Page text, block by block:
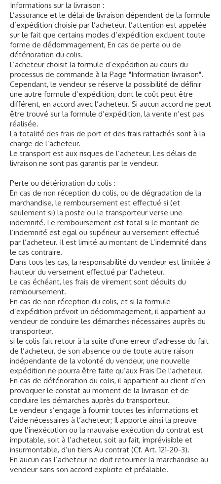
Informations sur la livraison :
L’assurance et le délai de livraison dépendent de la formule
d’expédition choisie par l’acheteur. l’attention est appelée
sur le fait que certains modes d’expédition excluent toute
forme de dédommagement, En cas de perte ou de
détérioration du colis.
L’acheteur choisit la formule d’expédition au cours du
processus de commande à la Page "Information livraison".
Cependant, le vendeur se réserve la possibilité de définir
une autre formule d’expédition, dont le coût peut être
différent, en accord avec l’acheteur. Si aucun accord ne peut
être trouvé sur la formule d’expédition, la vente n’est pas
réalisée.
La totalité des frais de port et des frais rattachés sont à la
charge de l’acheteur.
Le transport est aux risques de l’acheteur. Les délais de
livraison ne sont pas garantis par le vendeur.
Perte ou détérioration du colis :
En cas de non réception du colis, ou de dégradation de la
marchandise, le remboursement est effectué si (et
seulement si) la poste ou le transporteur verse une
indemnité. Le remboursement est total si le montant de
l’indemnité est egal ou supérieur au versement effectué
par l’acheteur. Il est limité au montant de L’indemnité dans
le cas contraire.
Dans tous les cas, la responsabilité du vendeur est limitée à
hauteur du versement effectué par l’acheteur.
Le cas échéant, les frais de virement sont déduits du
remboursement.
En cas de non réception du colis, et si la formule
d’expédition prévoit un dédommagement, il appartient au
vendeur de conduire les démarches nécessaires auprès du
transporteur.
si le colis fait retour à la suite d’une erreur d’adresse du fait
de l’acheteur, de son absence ou de toute autre raison
indépendante de la volonté du vendeur, une nouvelle
expédition ne pourra être faite qu’aux Frais De l'acheteur.
En cas de détérioration du colis, il appartient au client d’en
provoquer le constat au moment de la livraison et de
conduire les démarches auprès du transporteur.
Le vendeur s’engage à fournir toutes les informations et
l’aide nécessaires à l’acheteur; Il apporte ainsi la preuve
que l’inexécution ou la mauvaise exécution du contrat est
imputable, soit à l’acheteur, soit au fait, imprévisible et
insurmontable, d’un tiers Au contrat (Cf. Art. 121-20-3).
En aucun cas l’acheteur ne doit retourner la marchandise au
vendeur sans son accord explicite et préalable.